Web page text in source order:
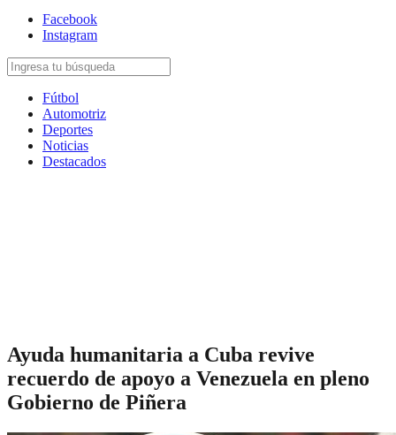
Facebook
Instagram
Fútbol
Automotriz
Deportes
Noticias
Destacados
Ayuda humanitaria a Cuba revive
recuerdo de apoyo a Venezuela en pleno
Gobierno de Piñera